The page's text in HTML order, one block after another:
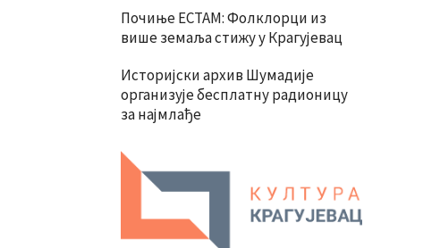
Почиње ЕСТАМ: Фолклорци из
више земаља стижу у Крагујевац
Историјски архив Шумадије
организује бесплатну радионицу
за најмлађе